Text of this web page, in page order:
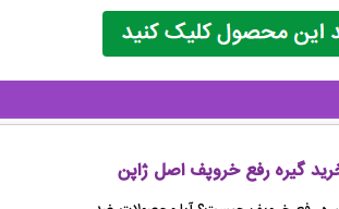
گیره رفع خروپف اصل ژاپن